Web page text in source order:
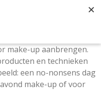
make-up aanbrengen.
en technieken
een no-nonsens dag
make-up of voor